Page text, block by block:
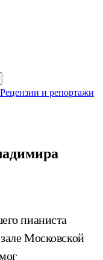
Рецензии и репортажи
пианиста
Московской